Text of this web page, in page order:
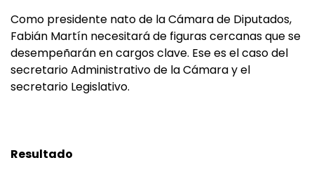
Como presidente nato de la Cámara de Diputados,
Fabián Martín necesitará de figuras cercanas que se
desempeñarán en cargos clave. Ese es el caso del
secretario Administrativo de la Cámara y el
secretario Legislativo.
Resultado